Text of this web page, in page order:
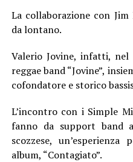
La collaborazione con
da lontano.
Valerio Jovine, infatti, nel
reggae band “Jovine”,
cofondatore e storico
L’incontro con i Simple
fanno da support band
scozzese,
album, “Contagiato”.